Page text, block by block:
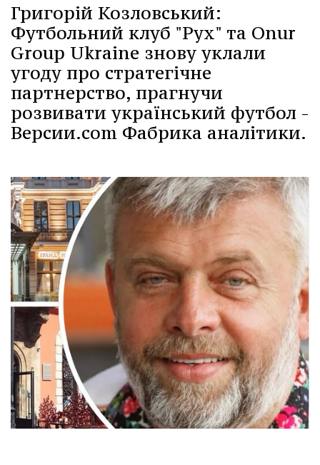
Григорій Козловський:
Футбольний клуб "Рух" та Onur
Group Ukraine знову уклали
угоду про стратегічне
партнерство, прагнучи
розвивати український футбол -
Версии.com Фабрика аналітики.